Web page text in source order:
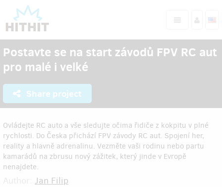
Postavte se na start závodů FPV RC aut
pro malé i velké
Share project
Ovládejte RC auto a vše sledujte očima řidiče z kokpitu v plné
rychlosti. Do Česka přichází FPV závody RC aut. Spojení her,
reality a hlavně adrenalinu. Vezměte vaši rodinu nebo partu
kamarádů na zbrusu nový zážitek, který jinde v Evropě
nenajdete.
Jan Filip